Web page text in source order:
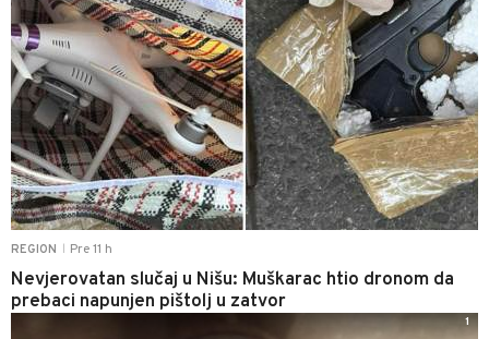
REGION Pre 11 h
Nevjerovatan slučaj u Nišu: Muškarac htio dronom da
prebaci napunjen pištolj u zatvor
1